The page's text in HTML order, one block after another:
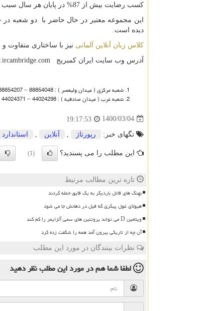
کسب رضایت بیش از 87% در پایان هر سال سبب شده تا این مرکز بعنوان بهترین موسسه زبان آلمانی در تهران معرفی شده است.
دیده است.
کلاس زبان آنلاین آلمانی نیز با ساختاری متفاوت
آدرس وب سایت ایران کمبریج
شعبه مرکزی ( میدان ولیعصر ) : 88854048 – 88854207
شعبه غرب ( میدان صادقیه ) : 44024298 – 44024371
1400/03/04
19:17:53
تگهای خبر: رپورتاژ , آنلاین , استاندارد
این مطلب را می پسندید؟ (1)
تازه ترین مطالب مرتبط
نهنگ های قاتل باردیگر به یک قایق حمله کردند
هیولای غول پیکری که فیل در دهانش جا می شود
ویتامین D می تواند پروتئین های سمی آلزایمر را کم کند
آن چه از تاریکی بیرون آمد همه را شگفت زده کرد
نظرات بینندگان در مورد این مطلب
لطفا شما همدر مورد این مطلبنظر دهید